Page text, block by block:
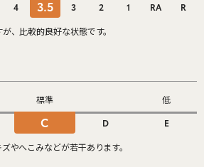
4 3.5 3 2 1 RA R
、比較的良好な状態です。
標準 低
C D E
やへこみなどが若干あります。